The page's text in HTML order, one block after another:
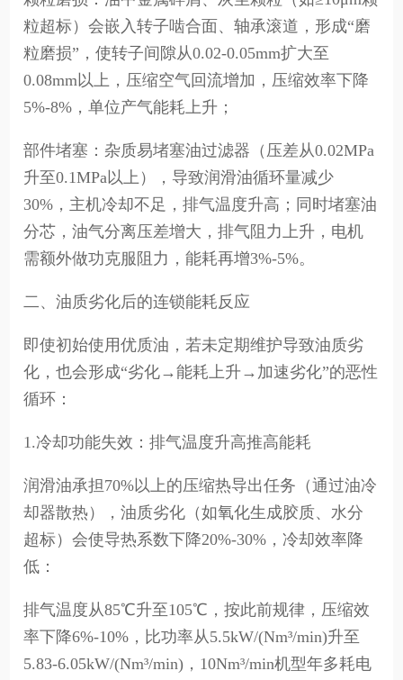
粒超标）会嵌入转子啮合面、轴承滚道，形成“磨
粒磨损”，使转子间隙从0.02-0.05mm扩大至
0.08mm以上，压缩空气回流增加，压缩效率下降
5%-8%，单位产气能耗上升；
部件堵塞：杂质易堵塞油过滤器（压差从0.02MPa
升至0.1MPa以上），导致润滑油循环量减少
30%，主机冷却不足，排气温度升高；同时堵塞油
分芯，油气分离压差增大，排气阻力上升，电机
需额外做功克服阻力，能耗再增3%-5%。
二、油质劣化后的连锁能耗反应
即使初始使用优质油，若未定期维护导致油质劣
化，也会形成“劣化→能耗上升→加速劣化”的恶性
循环：
1.冷却功能失效：排气温度升高推高能耗
润滑油承担70%以上的压缩热导出任务（通过油冷
却器散热），油质劣化（如氧化生成胶质、水分
超标）会使导热系数下降20%-30%，冷却效率降
低：
排气温度从85℃升至105℃，按此前规律，压缩效
率下降6%-10%，比功率从5.5kW/(Nm³/min)升至
5.83-6.05kW/(Nm³/min)，10Nm³/min机型年多耗电